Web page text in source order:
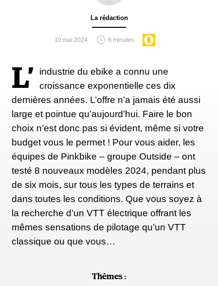
(GoPro)
La GoPro Hero10 ne coûte que 100 euros de plus
que la Hero9, mais elle est tellement mieux :
stabilisation époustouflante, séquences ultra-HD en
5,3K et photos de 23 mégapixels. Simple
d'utilisation, mais puissante. Les pros comme les
amateurs l'apprécieront. NB : vous pourrez
également extraire de superbes photos à partir de vos
vidéos.
Prix : 339€
La rédaction
10 mai 2024 6 minutes
L’
industrie du ebike a connu une
croissance exponentielle ces dix
dernières années. L’offre n’a jamais été aussi
large et pointue qu’aujourd’hui. Faire le bon
choix n’est donc pas si évident, même si votre
budget vous le permet ! Pour vous aider, les
équipes de Pinkbike – groupe Outside – ont
testé 8 nouveaux modèles 2024, pendant plus
de six mois, sur tous les types de terrains et
dans toutes les conditions. Que vous soyez à
la recherche d’un VTT électrique offrant les
mêmes sensations de pilotage qu’un VTT
classique ou que vous…
Thèmes :